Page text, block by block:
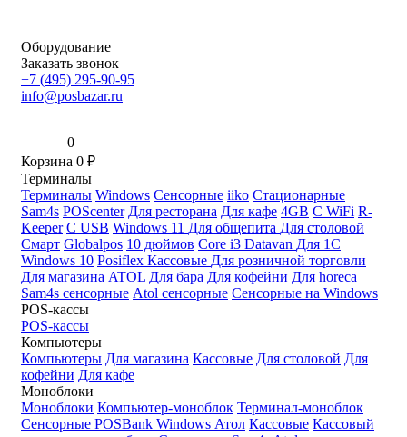
Оборудование
Заказать звонок
+7 (495) 295-90-95
info@posbazar.ru
0
Корзина 0 ₽
Терминалы
Терминалы Windows Сенсорные iiko Стационарные
Sam4s POScenter Для ресторана Для кафе 4GB С WiFi R-
Keeper С USB Windows 11 Для общепита Для столовой
Смарт Globalpos 10 дюймов Core i3 Datavan Для 1С
Windows 10 Posiflex Кассовые Для розничной торговли
Для магазина ATOL Для бара Для кофейни Для horeca
Sam4s сенсорные Atol сенсорные Сенсорные на Windows
POS-кассы
POS-кассы
Компьютеры
Компьютеры Для магазина Кассовые Для столовой Для
кофейни Для кафе
Моноблоки
Моноблоки Компьютер-моноблок Терминал-моноблок
Сенсорные POSBank Windows Атол Кассовые Кассовый